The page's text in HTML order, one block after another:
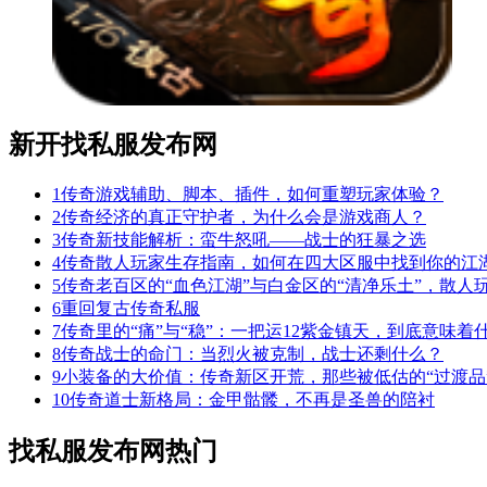
新开找私服发布网
1传奇游戏辅助、脚本、插件，如何重塑玩家体验？
2传奇经济的真正守护者，为什么会是游戏商人？
3传奇新技能解析：蛮牛怒吼——战士的狂暴之选
4传奇散人玩家生存指南，如何在四大区服中找到你的江
5传奇老百区的“血色江湖”与白金区的“清净乐土”，散人
6重回复古传奇私服
7传奇里的“痛”与“稳”：一把运12紫金镇天，到底意味着
8传奇战士的命门：当烈火被克制，战士还剩什么？
9小装备的大价值：传奇新区开荒，那些被低估的“过渡品
10传奇道士新格局：金甲骷髅，不再是圣兽的陪衬
找私服发布网热门